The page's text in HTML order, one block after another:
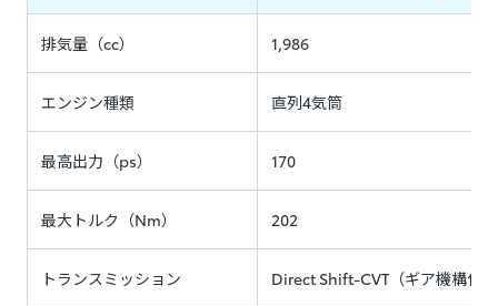
排気量（cc） 1,986
エンジン種類 直列4気筒
最高出力（ps） 170
最大トルク（Nm） 202
トランスミッション Direct Shift-CVT（ギア機構付